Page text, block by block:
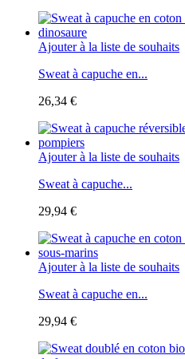
Ajouter à la liste de souhaits
Sweat à capuche en...
26,34 €
Ajouter à la liste de souhaits
Sweat à capuche...
29,94 €
Ajouter à la liste de souhaits
Sweat à capuche en...
29,94 €